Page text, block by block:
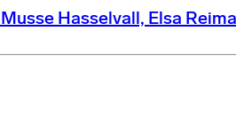
Hasselvall, Elsa